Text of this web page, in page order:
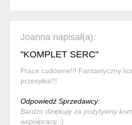
Joanna napisał(a):
"KOMPLET SERC"
Prace cudowne!!! Fantastyczny
przesyłka!!!
Odpowiedź Sprzedawcy:
Bardzo dziękuję za pozytywny
współpracę :)